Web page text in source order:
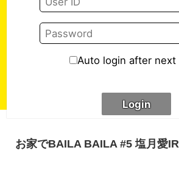
お家でBAILA BAILA #5 塩月愛IR